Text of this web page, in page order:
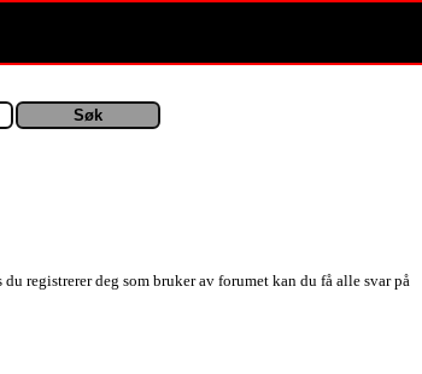
registrerer deg som bruker av forumet kan du få alle svar på